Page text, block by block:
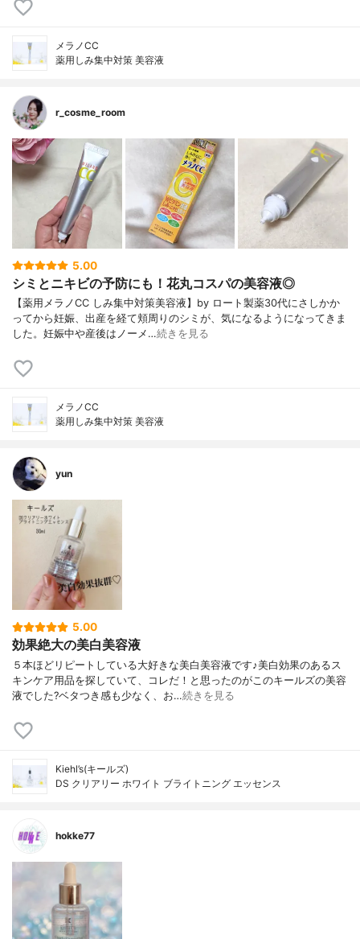
メラノCC
薬用しみ集中対策 美容液
r_cosme_room
5.00
シミとニキビの予防にも！花丸コスパの美容液◎
【薬用メラノCC しみ集中対策美容液】by ロート製薬30代にさしかか
ってから妊娠、出産を経て頬周りのシミが、気になるようになってきま
した。妊娠中や産後はノーメ…続きを見る
メラノCC
薬用しみ集中対策 美容液
yun
5.00
効果絶大の美白美容液
５本ほどリピートしている大好きな美白美容液です♪美白効果のあるス
キンケア用品を探していて、コレだ！と思ったのがこのキールズの美容
液でした?ベタつき感も少なく、お…続きを見る
Kiehl’s(キールズ)
DS クリアリー ホワイト ブライトニング エッセンス
hokke77